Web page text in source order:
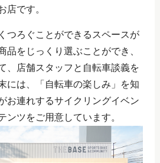
店です。
つろぐことができるスペースが
品をじっくり選ぶことができ、
、店舗スタッフと自転車談義を
には、「自転車の楽しみ」を知
お連れするサイクリングイベン
ンツをご用意しています。